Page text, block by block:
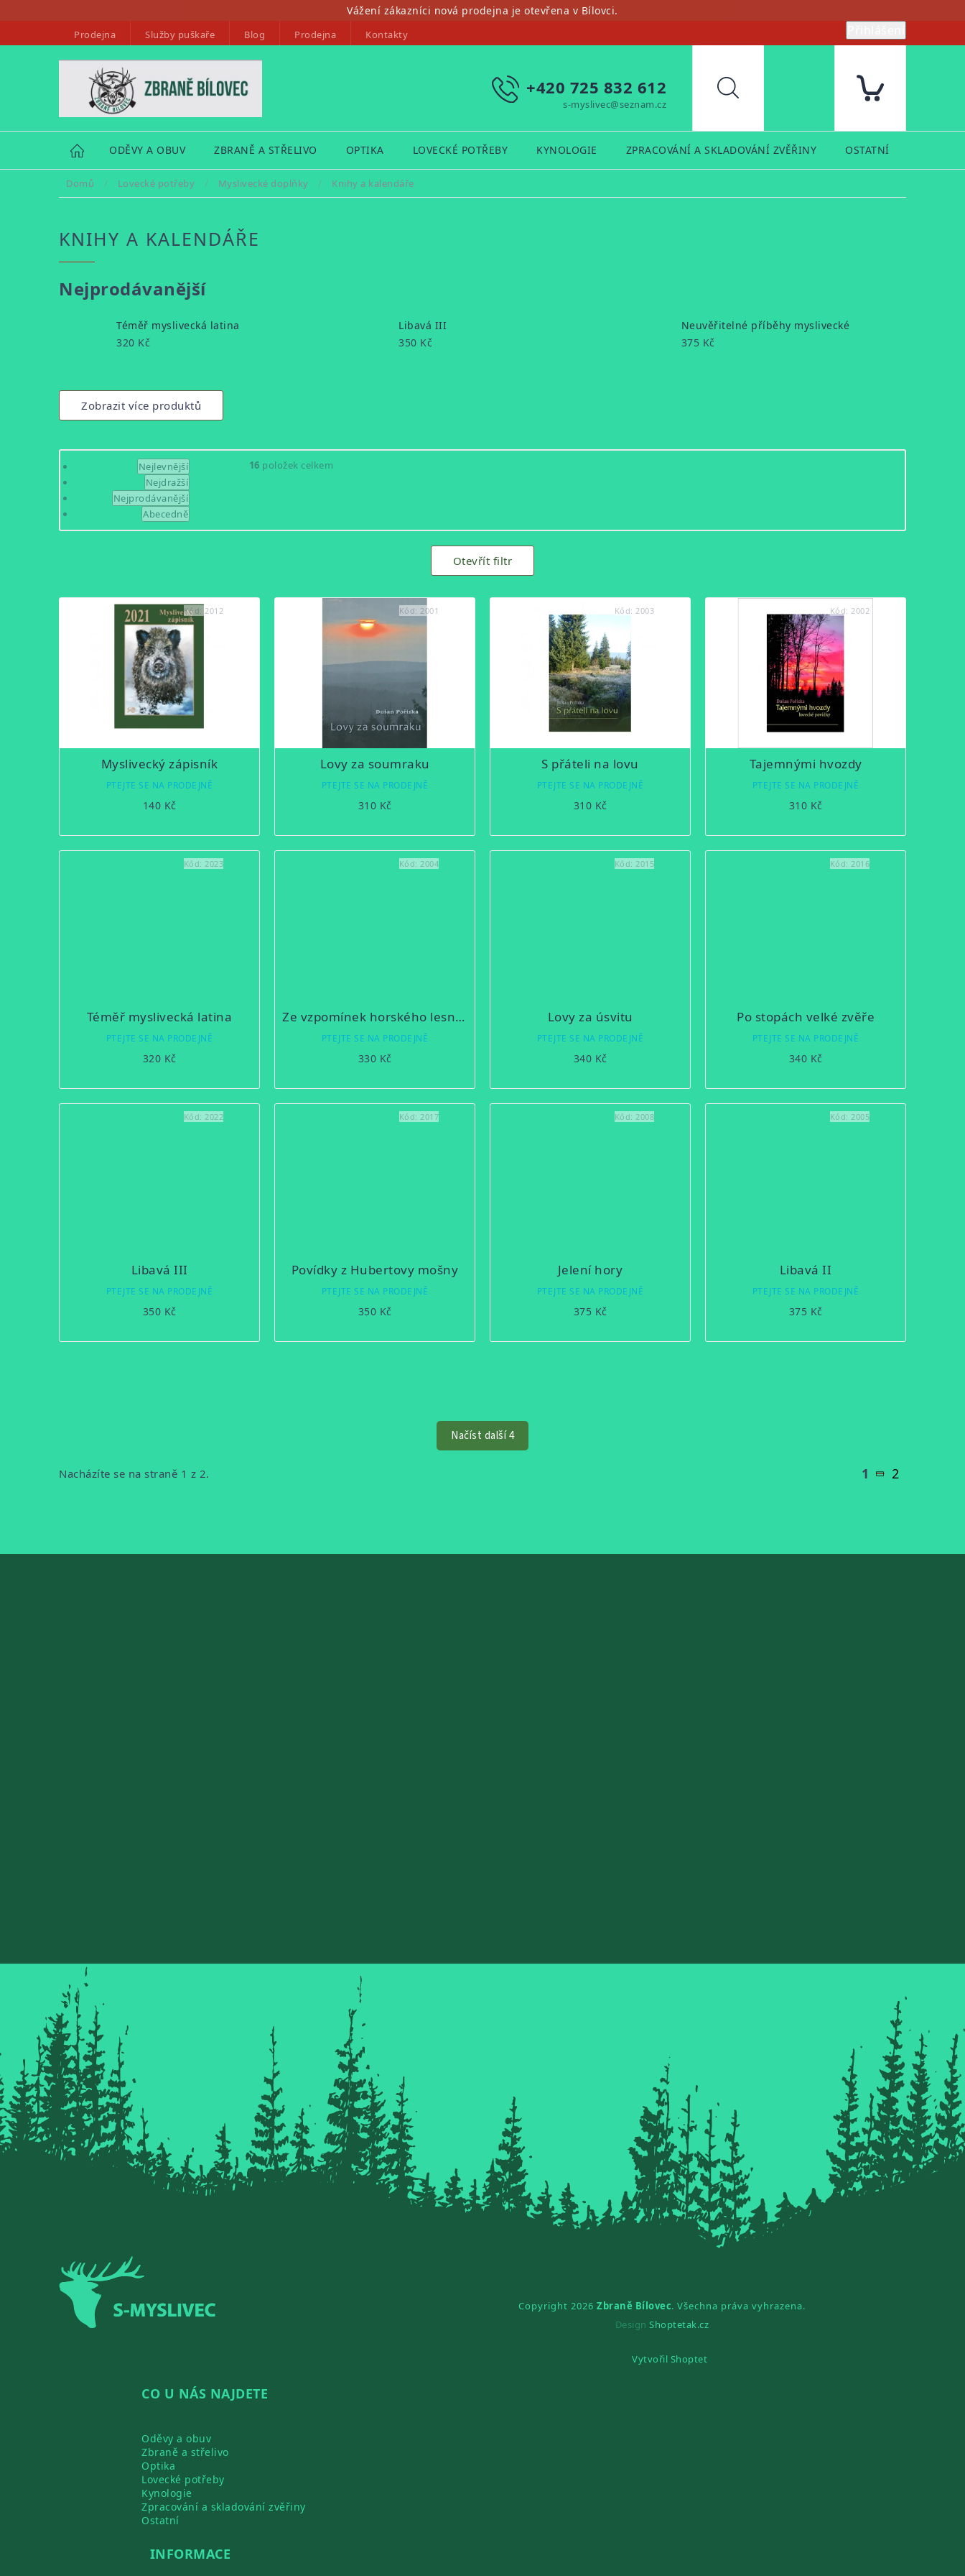
Vážení zákazníci nová prodejna je otevřena v Bílovci.
Prodejna Služby puškaře Blog Prodejna Kontakty
+420 725 832 612
s-myslivec@seznam.cz
Hledat
HOME ODĚVY A OBUV ZBRANĚ A STŘELIVO OPTIKA LOVECKÉ POTŘEBY KYNOLOGIE ZPRACOVÁNÍ A SKLADOVÁNÍ ZVĚŘINY OSTATNÍ
Domů / Lovecké potřeby / Myslivecké doplňky / Knihy a kalendáře
KNIHY A KALENDÁŘE
Nejprodávanější
Téměř myslivecká latina
320 Kč
Libavá III
350 Kč
Neuvěřitelné příběhy myslivecké
375 Kč
Zobrazit více produktů
produktů
Nejlevnější
Nejdražší
Nejprodávanější
Abecedně
16 položek celkem
Otevřít filtr
produktů
Myslivecký zápisník
PTEJTE SE NA PRODEJNĚ
140 Kč
Kód: 2012
Lovy za soumraku
PTEJTE SE NA PRODEJNĚ
310 Kč
Kód: 2001
S přáteli na lovu
PTEJTE SE NA PRODEJNĚ
310 Kč
Kód: 2003
Tajemnými hvozdy
PTEJTE SE NA PRODEJNĚ
310 Kč
Kód: 2002
Téměř myslivecká latina
PTEJTE SE NA PRODEJNĚ
320 Kč
Kód: 2023
Ze vzpomínek horského lesníka a myslivce
PTEJTE SE NA PRODEJNĚ
330 Kč
Kód: 2004
Lovy za úsvitu
PTEJTE SE NA PRODEJNĚ
340 Kč
Kód: 2015
Po stopách velké zvěře
PTEJTE SE NA PRODEJNĚ
340 Kč
Kód: 2016
Libavá III
PTEJTE SE NA PRODEJNĚ
350 Kč
Kód: 2022
Povídky z Hubertovy mošny
PTEJTE SE NA PRODEJNĚ
350 Kč
Kód: 2017
Jelení hory
PTEJTE SE NA PRODEJNĚ
375 Kč
Kód: 2008
Libavá II
PTEJTE SE NA PRODEJNĚ
375 Kč
Kód: 2005
Načíst další 4
Nacházíte se na straně 1 z 2. 1 2
CO U NÁS NAJDETE
Oděvy a obuv
Zbraně a střelivo
Optika
Lovecké potřeby
Kynologie
Zpracování a skladování zvěřiny
Ostatní
INFORMACE
Copyright 2026 Zbraně Bílovec. Všechna práva vyhrazena.
DesignShoptetak.cz
Vytvořil Shoptet